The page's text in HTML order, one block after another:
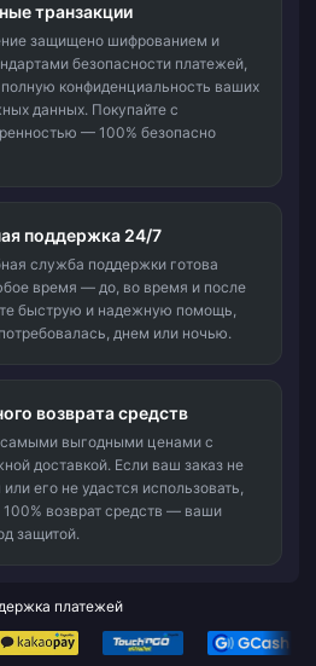
транзакции
защищено шифрованием и
безопасности платежей,
полную конфиденциальность ваших
данных. Покупайте с
— 100% безопасно
поддержка 24/7
служба поддержки готова
время — до, во время и после
быструю и надежную помощь,
днем или ночью.
возврата средств
выгодными ценами с
доставкой. Если ваш заказ не
его не удастся использовать,
возврат средств — ваши
защитой.
платежей